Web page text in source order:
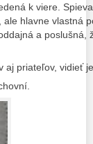
k viere.
hlavne vlastná
a poslušná,
priateľov, vidieť